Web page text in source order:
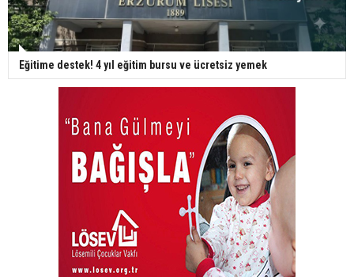
Eğitime destek! 4 yıl eğitim bursu ve ücretsiz yemek